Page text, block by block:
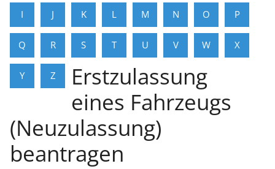
I J K L M N O P
Q R S T U V W X
Y Z
Erstzulassung
eines Fahrzeugs
(Neuzulassung)
beantragen